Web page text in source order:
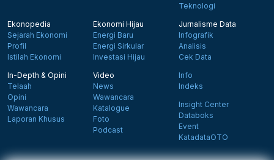
Teknologi
Ekonopedia
Sejarah Ekonomi
Profil
Istilah Ekonomi
Ekonomi Hijau
Energi Baru
Energi Sirkular
Investasi Hijau
Jurnalisme Data
Infografik
Analisis
Cek Data
In-Depth & Opini
Telaah
Opini
Wawancara
Laporan Khusus
Video
News
Wawancara
Katalogue
Foto
Podcast
Info
Indeks
Insight Center
Databoks
Event
KatadataOTO